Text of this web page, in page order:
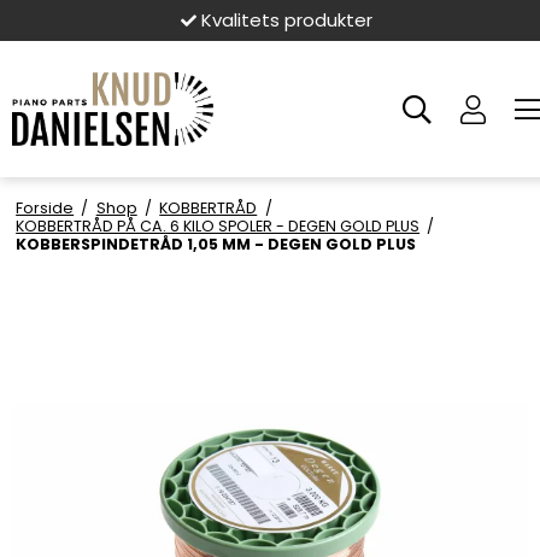
Kvalitets produkter
Forside / Shop / KOBBERTRÅD /
KOBBERTRÅD PÅ CA. 6 KILO SPOLER - DEGEN GOLD PLUS /
KOBBERSPINDETRÅD 1,05 MM - DEGEN GOLD PLUS